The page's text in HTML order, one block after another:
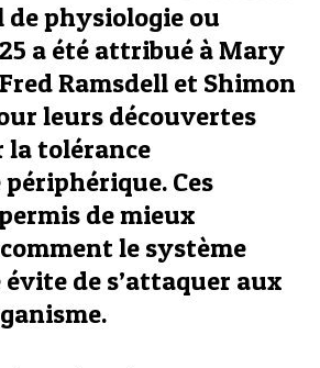
de physiologie ou
a été attribué à Mary
Ramsdell et Shimon
leurs découvertes
la tolérance
Ces
de mieux
le système
de s’attaquer aux